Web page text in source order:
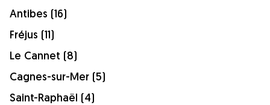
Antibes (16)
Fréjus (11)
Le Cannet (8)
Cagnes-sur-Mer (5)
Saint-Raphaël (4)